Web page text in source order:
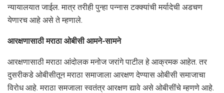
न्यायालयात जाईल. मात्र तरीही पुन्हा पन्नास टक्क्यांची मर्यादेची अडचण
येणारच आहे असे ते म्हणाले.
आरक्षणासाठी मराठा ओबीसी आमने-सामने
आरक्षणासाठी मराठा आंदोलक मनोज जरांगे पाटील हे आक्रमक आहेत. तर
दुसरीकडे ओबीसीतून मराठा समाजाला आरक्षण देण्यास ओबीसी समाजाचा
विरोध आहे. मराठा समजाला स्वतंत्र आरक्षण द्यावे असे ओबीसींचे म्हणणे आहे.